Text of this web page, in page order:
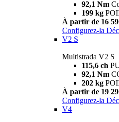
92,1 Nm
199 kg
À partir de 16
Configurez-la
V2 S
Multistrada V2 S
115,6 ch
92,1 Nm
202 kg
À partir de 19
Configurez-la
V4